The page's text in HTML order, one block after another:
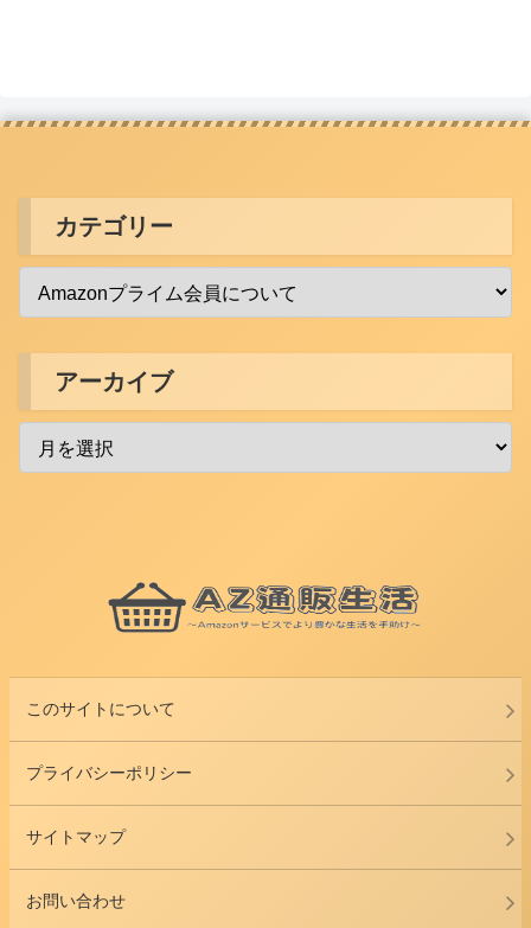
カテゴリー
アーカイブ
このサイトについて
プライバシーポリシー
サイトマップ
お問い合わせ